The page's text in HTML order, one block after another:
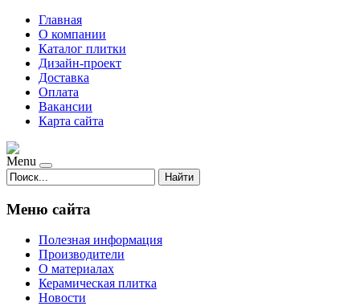
Главная
О компании
Каталог плитки
Дизайн-проект
Доставка
Оплата
Вакансии
Карта сайта
Menu
Найти
Меню сайта
Полезная информация
Производители
О материалах
Керамическая плитка
Новости